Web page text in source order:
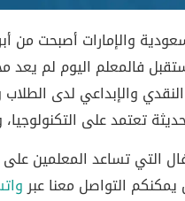
والإمارات أصبحت من
فالمعلم اليوم لم يعد
والإبداعي لدى
تعتمد على التكنولوجيا،
التي تساعد المعلمين
التواصل معنا عبر